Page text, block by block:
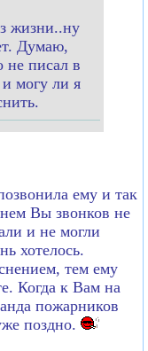
жизни..ну
Думаю,
не писал в
и могу ли я
ему и так
Вы звонков не
и не могли
хотелось.
тем ему
Когда к Вам на
пожарников
поздно.